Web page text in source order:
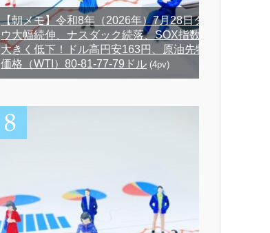
【朝メモ】令和8年（2026年）7月28日ダ
ウ大幅続伸、ナスダック続落、SOX指数
大きく低下！ドル高円安163円、原油先物
価格（WTI）80-81-77-79ドル (4pv)